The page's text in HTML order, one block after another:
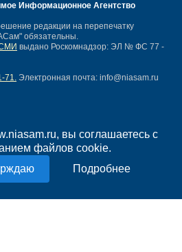
вы соглашаетесь с
файлов cookie.
Подробнее
Информационное Агентство
редакции на перепечатку
обязательны.
СМИ выдано Роскомнадзор: ЭЛ № ФС 77 -
71. Электронная почта: info@niasam.ru
данных